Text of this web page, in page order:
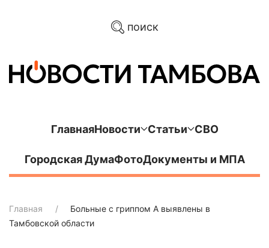
поиск
ГлавнаяНовости Статьи СВО
Городская ДумаФотоДокументы и МПА
Главная
Больные с гриппом А выявлены в
Тамбовской области